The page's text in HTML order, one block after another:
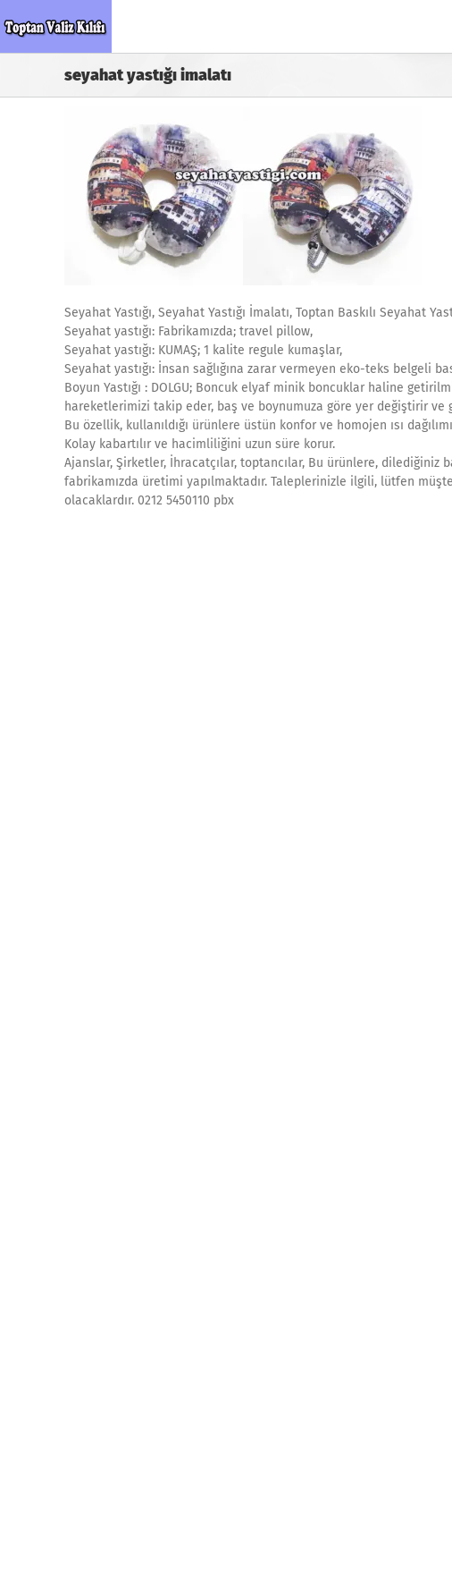
to
seyahat yastığı imalatı
Seyahat Yastığı, Seyahat Yastığı İmalatı, Toptan Baskılı Seyahat
Seyahat yastığı: Fabrikamızda; travel pillow,
Seyahat yastığı: KUMAŞ; 1 kalite regule kumaşlar,
Seyahat yastığı: İnsan sağlığına zarar vermeyen eko-teks belgeli
Boyun Yastığı : DOLGU; Boncuk elyaf minik boncuklar haline
hareketlerimizi takip eder, baş ve boynumuza göre yer değiştirir ve
Bu özellik, kullanıldığı ürünlere üstün konfor ve homojen ısı
Kolay kabartılır ve hacimliliğini uzun süre korur.
Ajanslar, Şirketler, İhracatçılar, toptancılar, Bu ürünlere, dilediğiniz
fabrikamızda üretimi yapılmaktadır. Taleplerinizle ilgili, lütfen
olacaklardır. 0212 5450110 pbx